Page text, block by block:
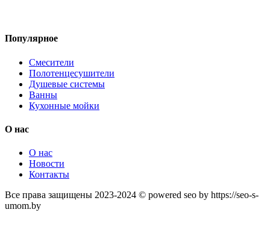
Популярное
Смесители
Полотенцесушители
Душевые системы
Ванны
Кухонные мойки
О нас
О нас
Новости
Контакты
Все права защищены 2023-2024 © powered seo by https://seo-s-
umom.by